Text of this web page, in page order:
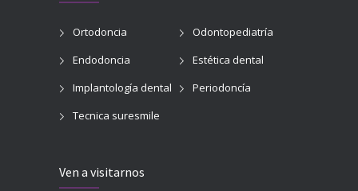
Ortodoncia
Odontopediatría
Endodoncia
Estética dental
Implantología dental
Periodoncía
Tecnica suresmile
Ven a visitarnos